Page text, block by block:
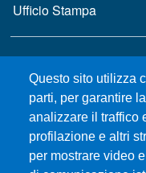
Questo sito utilizza
parti, per garantire
analizzare il traffico
profilazione e altri
per mostrare video
Ufficio Stampa
MENÙ FOOTER 2
Gare d'appalto
Albo online
CIAM - Servizi
Brand Identity